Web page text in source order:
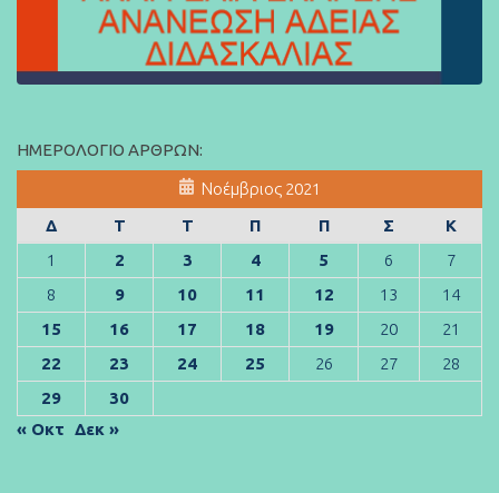
ΗΜΕΡΟΛΌΓΙΟ ΆΡΘΡΩΝ:
Νοέμβριος 2021
Δ
Τ Τ Π Π Σ
Κ
1
2 3 4 5 6
7
8
9 10 11 12 13
14
15
16 17 18 19 20
21
22
23 24 25 26 27
28
29
30
« Οκτ Δεκ »